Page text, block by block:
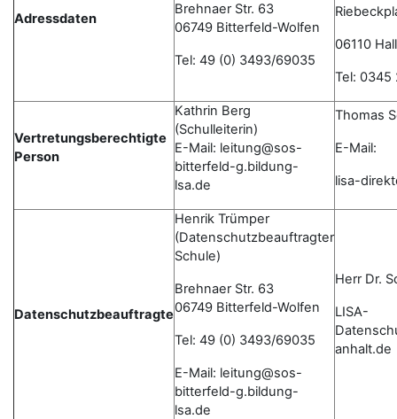
Adressdaten
Brehnaer Str. 63
06749 Bitterfeld-Wolfen
Tel: 49 (0) 3493/69035
06110
Tel:
Vertretungsberechtigte
Person
Kathrin Berg
(Schulleiterin)
E-Mail: leitung@sos-
bitterfeld-g.bildung-
lsa.de
Thomas
E-Mail:
lisa-
Datenschutzbeauftragte
Henrik Trümper
(Datenschutzbeauftragter
Schule)
Brehnaer Str. 63
06749 Bitterfeld-Wolfen
Tel: 49 (0) 3493/69035
E-Mail: leitung@sos-
bitterfeld-g.bildung-
lsa.de
Herr Dr.
LISA-
anhalt.de